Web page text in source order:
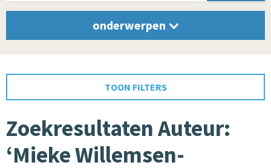
onderwerpen
TOON FILTERS
Zoekresultaten Auteur:
‘Mieke Willemsen-